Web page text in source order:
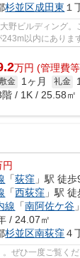
杉並区成田東 １
野ビルディング
以内にありま
設備...
万円 (管理費
金 1ヶ月 礼金
階 / 1K / 25.58㎡
円
「荻窪 」駅 徒
「西荻窪 」駅
線 「南阿佐ケ谷
/ 24.07㎡
杉並区南荻窪４
ぜひ一度ご覧く